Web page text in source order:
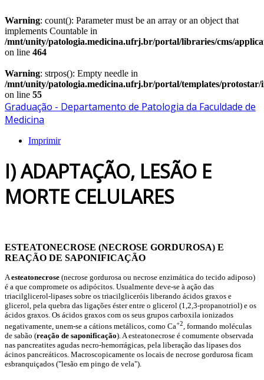
Warning: count(): Parameter must be an array or an object that
implements Countable in
/mnt/unity/patologia.medicina.ufrj.br/portal/libraries/cms/
on line 464
Warning: strpos(): Empty needle in
/mnt/unity/patologia.medicina.ufrj.br/portal/templates/protostar/
on line 55
Graduação - Departamento de Patologia da Faculdade de
Medicina
Imprimir
I) ADAPTAÇÃO, LESÃO E
MORTE CELULARES
ESTEATONECROSE (NECROSE GORDUROSA) E
REAÇÃO DE SAPONIFICAÇÃO
A esteatonecrose (necrose gordurosa ou necrose enzimática do tecido adiposo)
é a que compromete os adipócitos. Usualmente deve-se à ação das
triacilglicerol-lipases sobre os triacilgliceróis liberando ácidos graxos e
glicerol, pela quebra das ligações éster entre o glicerol (1,2,3-propanotriol) e os
ácidos graxos. Os ácidos graxos com os seus grupos carboxila ionizados
negativamente, unem-se a cátions metálicos, como Ca+2, formando moléculas
de sabão (reação de saponificação). A esteatonecrose é comumente observada
nas pancreatites agudas necro-hemorrágicas, pela liberação das lipases dos
ácinos pancreáticos. Macroscopicamente os locais de necrose gordurosa ficam
esbranquiçados ("lesão em pingo de vela").